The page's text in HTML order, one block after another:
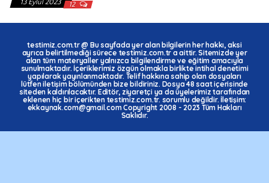
13 Eylül 2023 12
testimiz.com.tr@ Bu sayfada yer alan bilgilerin her hakkı, aksi
ayrıca belirtilmediği sürece testimiz.com.tr a aittir. Sitemizde yer
alan tüm materyaller yalnızca bilgilendirme ve eğitim amacıyla
sunulmaktadır. İçeriklerimiz özgün olmakla birlikte intihal denetimi
yapılarak yayınlanmaktadır. Telif hakkına sahip olan dosyaları
lütfen iletişim bölümünden bize bildiriniz. Dosya 48 saat içerisinde
siteden kaldırılacaktır. Editör, ziyaretçi ya da üyelerimiz tarafından
eklenen hiç bir içerikten testimiz.com.tr. sorumlu değildir. İletişim:
ekkaynak.com@gmail.com Copyright 2008 - 2023 Tüm Hakları
Saklıdır.